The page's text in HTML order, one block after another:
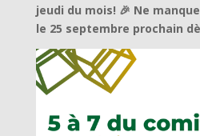
jeudi du mois! 🎉 Ne
le 25 septembre prochain